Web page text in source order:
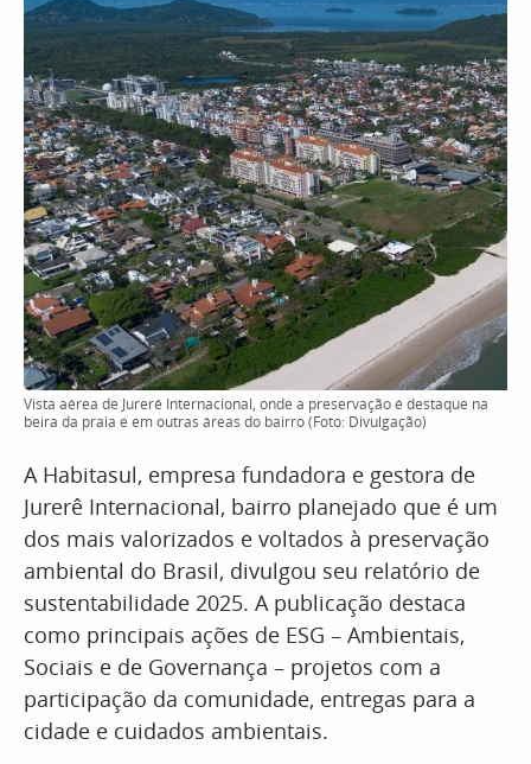
Vista aérea de Jurerê Internacional, onde a preservação é destaque na
beira da praia e em outras áreas do bairro (Foto: Divulgação)
A Habitasul, empresa fundadora e gestora de
Jurerê Internacional, bairro planejado que é um
dos mais valorizados e voltados à preservação
ambiental do Brasil, divulgou seu relatório de
sustentabilidade 2025. A publicação destaca
como principais ações de ESG – Ambientais,
Sociais e de Governança – projetos com a
participação da comunidade, entregas para a
cidade e cuidados ambientais.